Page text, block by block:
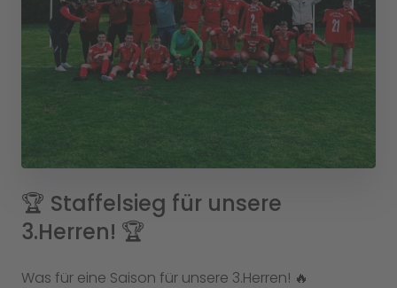
🏆 Staffelsieg für unsere
3.Herren! 🏆
Was für eine Saison für unsere 3.Herren! 🔥